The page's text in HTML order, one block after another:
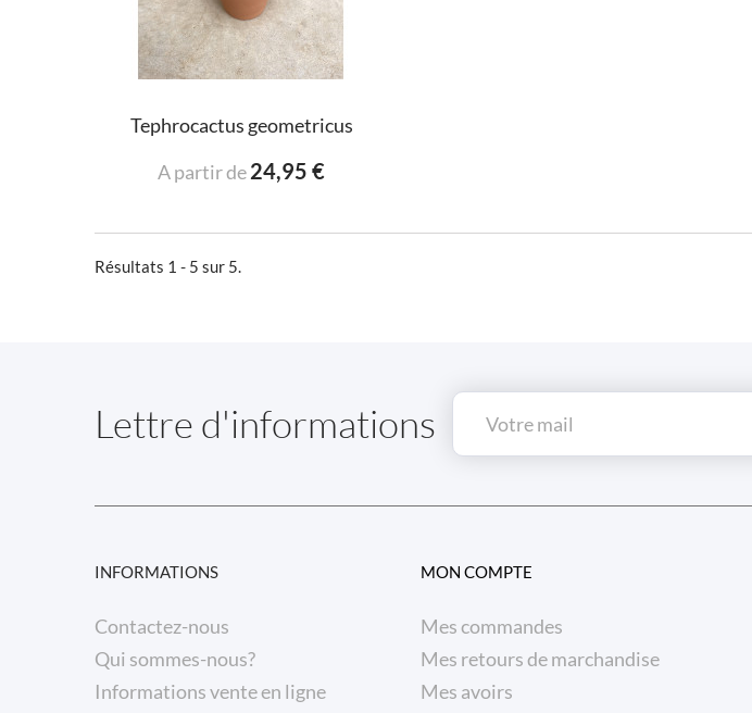
Tephrocactus geometricus
A partir de24,95 €
Résultats 1 - 5 sur 5.
Lettre d'informations
INFORMATIONS
Contactez-nous
Qui sommes-nous?
Informations vente en ligne
MON COMPTE
Mes commandes
Mes retours de marchandise
Mes avoirs